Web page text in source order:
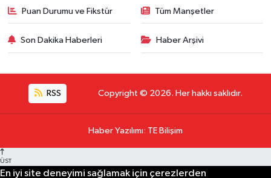
Puan Durumu ve Fikstür Tüm Manşetler
Son Dakika Haberleri Haber Arşivi
RSS Copyright © 2026. Her hakkı saklıdır.
Haber Yazılımı: TE Bilişim
ÜST
En iyi site deneyimi sağlamak için çerezlerden